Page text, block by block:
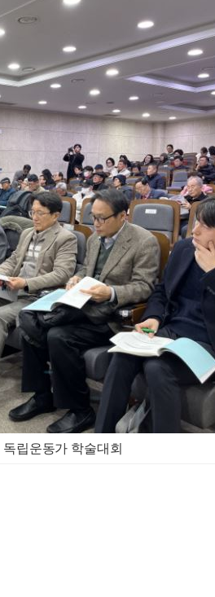
립운동가 학술대회